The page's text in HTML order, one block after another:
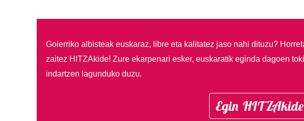
Goierriko albisteak euskaraz, libre eta kalitatez jaso nahi dituzu?
zaitez HITZAkide! Zure ekarpenari esker, euskaratik eginda dagoen
indartzen lagunduko duzu.
Egin HITZAkide